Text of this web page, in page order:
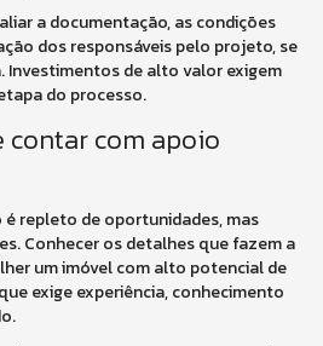
a documentação, as condições
dos responsáveis pelo projeto, se
Investimentos de alto valor exigem
do processo.
com apoio
repleto de oportunidades, mas
Conhecer os detalhes que fazem a
um imóvel com alto potencial de
exige experiência, conhecimento